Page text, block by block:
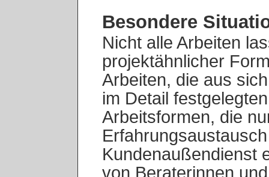
Besondere
Nicht alle Arbeiten
projektähnlicher
Arbeiten, die aus
im Detail
Arbeitsformen, die
Kundenaußendienst
von Beraterinnen